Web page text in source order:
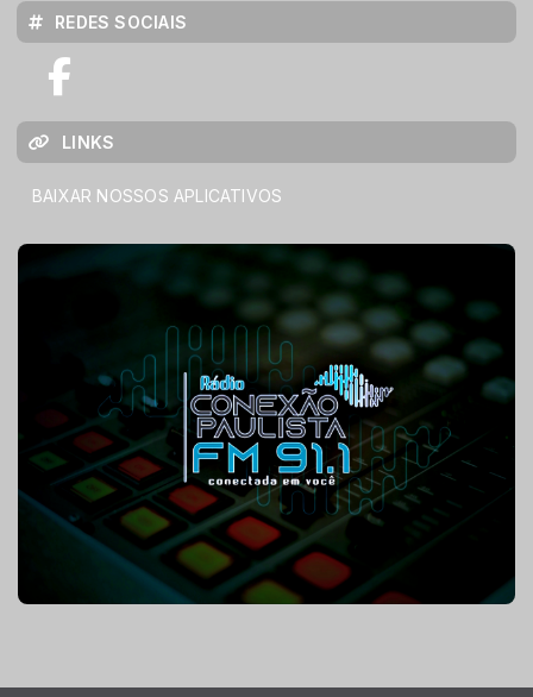
REDES SOCIAIS
LINKS
BAIXAR NOSSOS APLICATIVOS